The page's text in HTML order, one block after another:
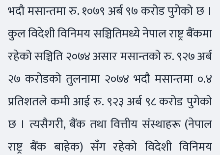
भदौ मसान्तमा रु. १०७९ अर्ब ९७ करोड पुगेको छ ।
कुल विदेशी विनिमय सञ्चितिमध्ये नेपाल राष्ट्र बैंकमा
रहेको सञ्चिति २०७४ असार मसान्तको रु. ९२७ अर्ब
२७ करोडको तुलनामा २०७४ भदौ मसान्तमा ०.४
प्रतिशतले कमी आई रु. ९२३ अर्ब ९८ करोड पुगेको
छ । त्यसैगरी, बैंक तथा वित्तीय संस्थाहरू (नेपाल
राष्ट्र बैंक बाहेक) सँग रहेको विदेशी विनिमय